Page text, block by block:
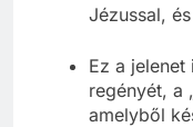
Jézussal,
Ez a
regényét, a
amelyből